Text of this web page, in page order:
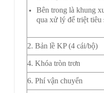
Bên trong là khung
qua xử lý để triệt tiêu
2. Bản lề KP (4 cái/bộ)
4. Khóa tròn trơn
6. Phí vận chuyển